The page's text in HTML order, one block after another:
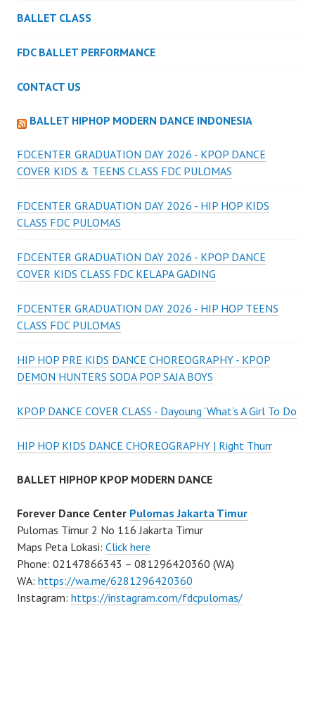
BALLET CLASS
FDC BALLET PERFORMANCE
CONTACT US
BALLET HIPHOP MODERN DANCE INDONESIA
FDCENTER GRADUATION DAY 2026 - KPOP DANCE
COVER KIDS & TEENS CLASS FDC PULOMAS
FDCENTER GRADUATION DAY 2026 - HIP HOP KIDS
CLASS FDC PULOMAS
FDCENTER GRADUATION DAY 2026 - KPOP DANCE
COVER KIDS CLASS FDC KELAPA GADING
FDCENTER GRADUATION DAY 2026 - HIP HOP TEENS
CLASS FDC PULOMAS
HIP HOP PRE KIDS DANCE CHOREOGRAPHY - KPOP
DEMON HUNTERS SODA POP SAJA BOYS
KPOP DANCE COVER CLASS - Dayoung ‘What’s A Girl To Do
HIP HOP KIDS DANCE CHOREOGRAPHY | Right Thurr
BALLET HIPHOP KPOP MODERN DANCE
Forever Dance Center Pulomas Jakarta Timur
Pulomas Timur 2 No 116 Jakarta Timur
Maps Peta Lokasi: Click here
Phone: 02147866343 – 081296420360 (WA)
WA: https://wa.me/6281296420360
Instagram: https://instagram.com/fdcpulomas/